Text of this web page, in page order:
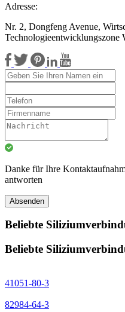
Adresse:
Nr. 2, Dongfeng Avenue,
Technologieentwicklungszone
Danke für Ihre
antworten
Absenden
Beliebte
Beliebte
41051-80-3
82984-64-3